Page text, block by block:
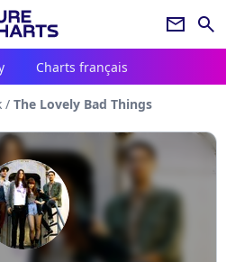
newsletter search
Charts français
/ The Lovely Bad Things